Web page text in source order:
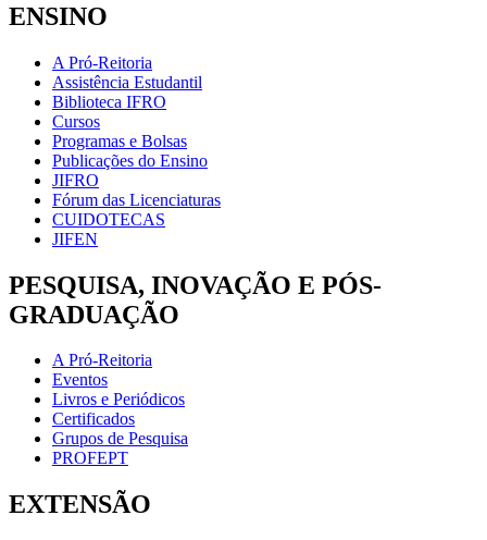
ENSINO
A Pró-Reitoria
Assistência Estudantil
Biblioteca IFRO
Cursos
Programas e Bolsas
Publicações do Ensino
JIFRO
Fórum das Licenciaturas
CUIDOTECAS
JIFEN
PESQUISA, INOVAÇÃO E PÓS-
GRADUAÇÃO
A Pró-Reitoria
Eventos
Livros e Periódicos
Certificados
Grupos de Pesquisa
PROFEPT
EXTENSÃO